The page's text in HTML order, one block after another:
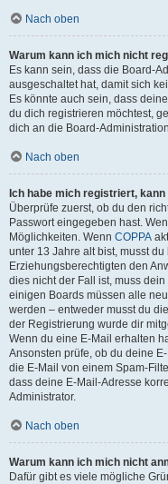
Nach oben
Warum kann ich mich nicht
Es kann sein, dass die Board-
ausgeschaltet hat, damit sich
Es könnte auch sein, dass
du dich registrieren möchtest,
dich an die Board-
Nach oben
Ich habe mich registriert,
Überprüfe zuerst, ob du den
Passwort eingegeben hast.
Möglichkeiten. Wenn COPPA
unter 13 Jahre alt bist, musst
Erziehungsberechtigten den
dies nicht der Fall ist, muss
einigen Boards müssen alle
werden – entweder musst du
der Registrierung wurde dir
Wenn du eine E-Mail erhalten
Ansonsten prüfe, ob du deine
die E-Mail von einem Spam-
dass deine E-Mail-Adresse
Administrator.
Nach oben
Warum kann ich mich nicht
Dafür gibt es viele mögliche